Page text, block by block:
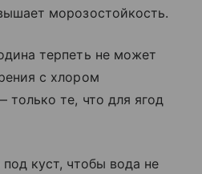
морозостойкость.
терпеть не может
с хлором
только те, что для ягод
куст, чтобы вода не